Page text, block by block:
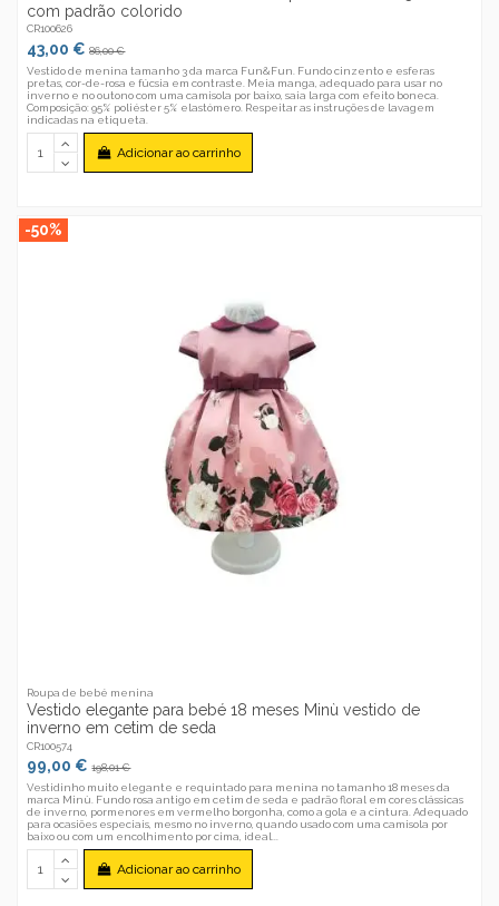
com padrão colorido
CR100626
43,00 €86,00 €
Vestido de menina tamanho 3 da marca Fun&Fun. Fundo cinzento e esferas
pretas, cor-de-rosa e fúcsia em contraste. Meia manga, adequado para usar no
inverno e no outono com uma camisola por baixo, saia larga com efeito boneca.
Composição: 95% poliéster 5% elastómero. Respeitar as instruções de lavagem
indicadas na etiqueta.
Adicionar ao carrinho
-50%
Roupa de bebé menina
Vestido elegante para bebé 18 meses Minù vestido de
inverno em cetim de seda
CR100574
99,00 €198,01 €
Vestidinho muito elegante e requintado para menina no tamanho 18 meses da
marca Minù. Fundo rosa antigo em cetim de seda e padrão floral em cores clássicas
de inverno, pormenores em vermelho borgonha, como a gola e a cintura. Adequado
para ocasiões especiais, mesmo no inverno, quando usado com uma camisola por
baixo ou com um encolhimento por cima, ideal...
Adicionar ao carrinho